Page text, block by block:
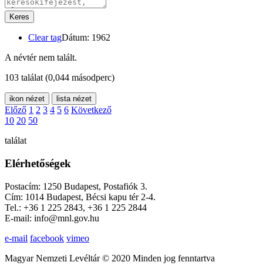
Keres
Clear tagDátum: 1962
A névtér nem talált.
103 találat (0,044 másodperc)
ikon nézet lista nézet
Előző 1 2 3 4 5 6 Következő
10 20 50
találat
Elérhetőségek
Postacím: 1250 Budapest, Postafiók 3.
Cím: 1014 Budapest, Bécsi kapu tér 2-4.
Tel.: +36 1 225 2843, +36 1 225 2844
E-mail: info@mnl.gov.hu
e-mail facebook vimeo
Magyar Nemzeti Levéltár © 2020 Minden jog fenntartva